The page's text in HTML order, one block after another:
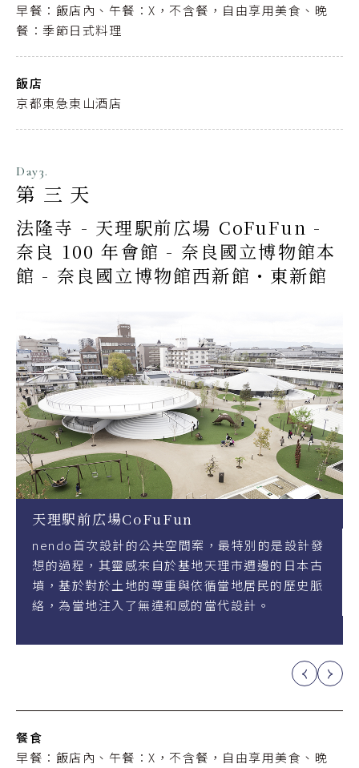
早餐：飯店內、午餐：X，不含餐，自由享用美食、晚
餐：季節日式料理
飯店
京都東急東山酒店
Day3.
第三天
法隆寺 - 天理駅前広場 CoFuFun -
奈良 100 年會館 - 奈良國立博物館本
館 - 奈良國立博物館西新館・東新館
広場CoFuFun
設計的公共空間案，最特別的是設計發
其靈感來自於基地天理市週邊的日本古
於土地的尊重與依循當地居民的歷史脈
注入了無違和感的當代設計。
奈良日航酒店
之處，以高品
界各地嘉賓的
餐食
早餐：飯店內、午餐：X，不含餐，自由享用美食、晚